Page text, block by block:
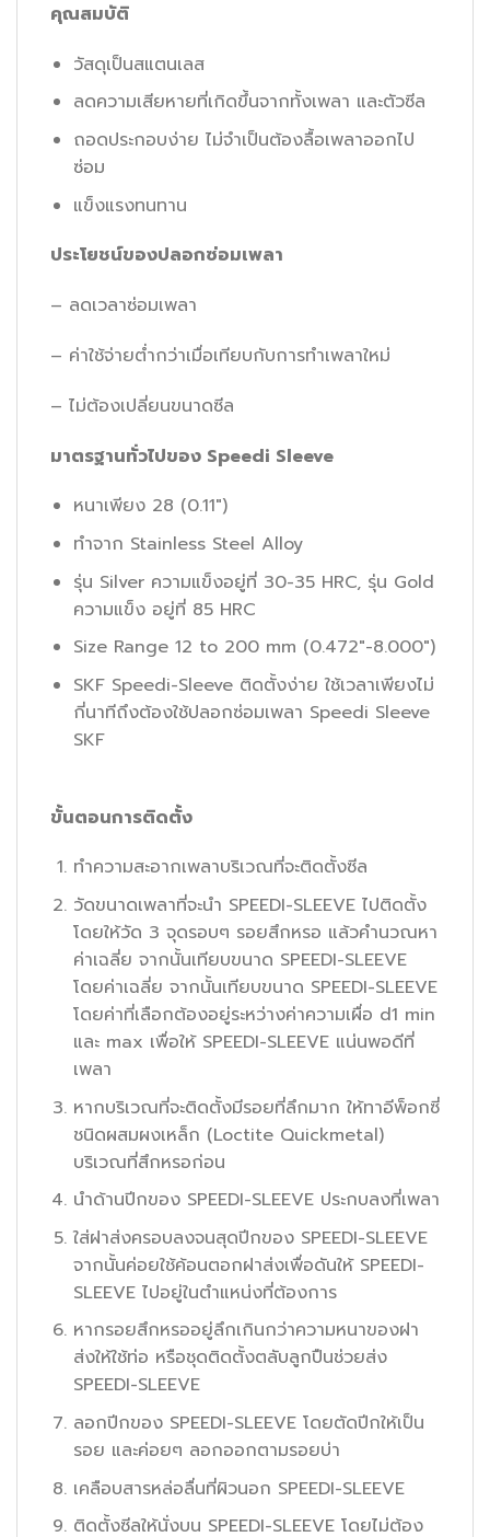
คุณสมบัติ
วัสดุเป็นสแตนเลส
ลดความเสียหายที่เกิดขึ้นจากทั้งเพลา และตัวซีล
ถอดประกอบง่าย ไม่จำเป็นต้องลื้อเพลาออกไป
ซ่อม
แข็งแรงทนทาน
ประโยชน์ของปลอกซ่อมเพลา
– ลดเวลาซ่อมเพลา
– ค่าใช้จ่ายต่ำกว่าเมื่อเทียบกับการทำเพลาใหม่
– ไม่ต้องเปลี่ยนขนาดซีล
มาตรฐานทั่วไปของ Speedi Sleeve
หนาเพียง 28 (0.11″)
ทำจาก Stainless Steel Alloy
รุ่น Silver ความแข็งอยู่ที่ 30-35 HRC, รุ่น Gold
ความแข็ง อยู่ที่ 85 HRC
Size Range 12 to 200 mm (0.472″-8.000″)
SKF Speedi-Sleeve ติดตั้งง่าย ใช้เวลาเพียงไม่
กี่นาทีถึงต้องใช้ปลอกซ่อมเพลา Speedi Sleeve
SKF
ขั้นตอนการติดตั้ง
ทำความสะอากเพลาบริเวณที่จะติดตั้งซีล
วัดขนาดเพลาที่จะนำ SPEEDI-SLEEVE ไปติดตั้ง
โดยให้วัด 3 จุดรอบๆ รอยสึกหรอ แล้วคำนวณหา
ค่าเฉลี่ย จากนั้นเทียบขนาด SPEEDI-SLEEVE
โดยค่าเฉลี่ย จากนั้นเทียบขนาด SPEEDI-SLEEVE
โดยค่าที่เลือกต้องอยู่ระหว่างค่าความเผื่อ d1 min
และ max เพื่อให้ SPEEDI-SLEEVE แน่นพอดีที่
เพลา
หากบริเวณที่จะติดตั้งมีรอยที่ลึกมาก ให้ทาอีพ็อกซี่
ชนิดผสมผงเหล็ก (Loctite Quickmetal)
บริเวณที่สึกหรอก่อน
นำด้านปีกของ SPEEDI-SLEEVE ประกบลงที่เพลา
ใส่ฝาส่งครอบลงจนสุดปีกของ SPEEDI-SLEEVE
จากนั้นค่อยใช้ค้อนตอกฝาส่งเพื่อดันให้ SPEEDI-
SLEEVE ไปอยู่ในตำแหน่งที่ต้องการ
หากรอยสึกหรออยู่ลึกเกินกว่าความหนาของฝา
ส่งให้ใช้ท่อ หรือชุดติดตั้งตลับลูกปืนช่วยส่ง
SPEEDI-SLEEVE
ลอกปีกของ SPEEDI-SLEEVE โดยตัดปีกให้เป็น
รอย และค่อยๆ ลอกออกตามรอยบ่า
เคลือบสารหล่อลื่นที่ผิวนอก SPEEDI-SLEEVE
ติดตั้งซีลให้นั่งบน SPEEDI-SLEEVE โดยไม่ต้อง